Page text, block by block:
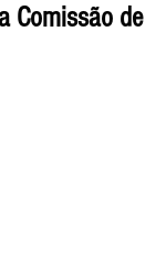
Comissão de